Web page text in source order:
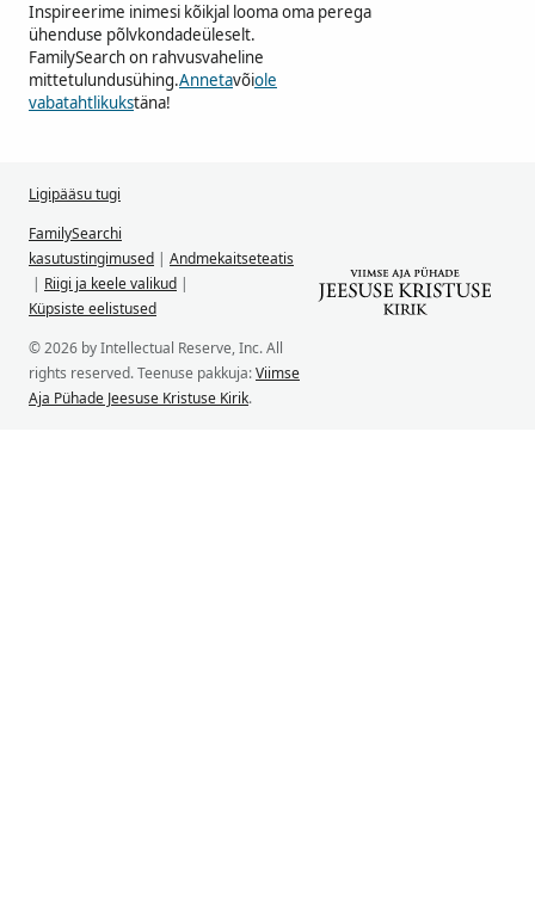
Inspireerime inimesi kõikjal looma oma perega
ühenduse põlvkondadeüleselt.
FamilySearch on rahvusvaheline
mittetulundusühing.Annetavõiole
vabatahtlikukstäna!
Ligipääsu tugi
FamilySearchi
kasutustingimused | Andmekaitseteatis
| Riigi ja keele valikud |
Küpsiste eelistused
© 2026 by Intellectual Reserve, Inc. All
rights reserved. Teenuse pakkuja:Viimse
Aja Pühade Jeesuse Kristuse Kirik.